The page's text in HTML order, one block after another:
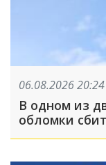
06.08.2026 20:24
В одном из
обломки